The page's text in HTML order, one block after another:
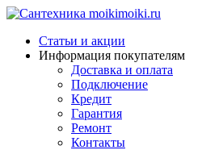
Статьи и акции
Информация покупателям
Доставка и оплата
Подключение
Кредит
Гарантия
Ремонт
Контакты